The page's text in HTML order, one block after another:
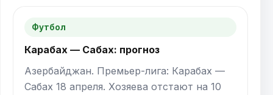
Футбол
Карабах — Сабах: прогноз
Азербайджан. Премьер-лига: Карабах —
Сабах 18 апреля. Хозяева отстают на 10